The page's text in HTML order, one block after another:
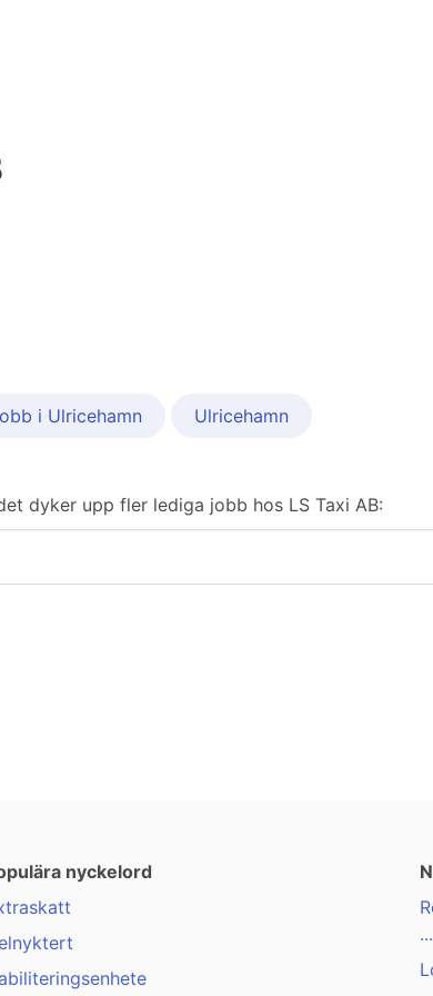
i Ulricehamn Ulricehamn
dyker upp fler lediga jobb hos LS Taxi AB:
nyckelord
...